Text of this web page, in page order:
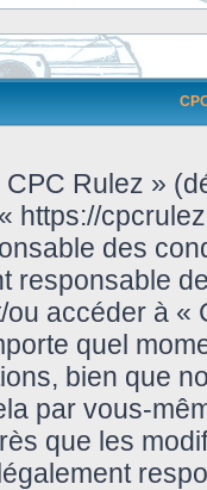
Rulez »
https://
des
responsable
ou accéder à
quel
bien que
par vous-
que les